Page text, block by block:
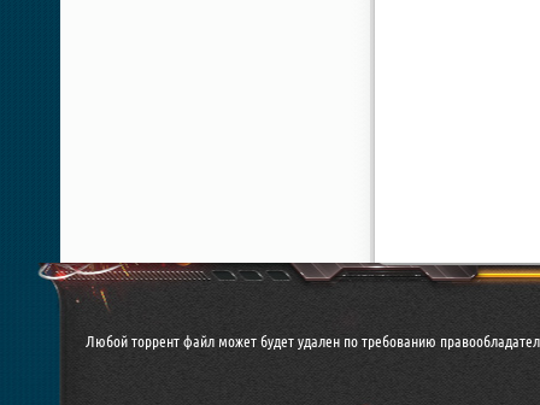
Любой торрент файл может будет удален по требованию